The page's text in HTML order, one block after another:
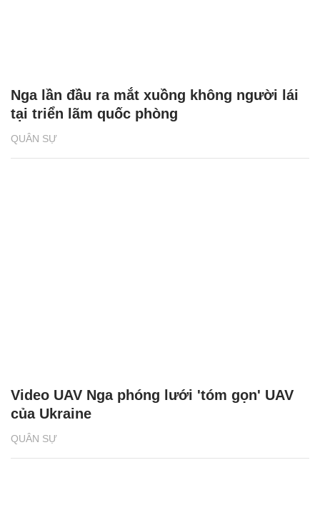
QUÂN SỰ
Nga lần đầu ra mắt xuồng không người lái
tại triển lãm quốc phòng
QUÂN SỰ
Video UAV Nga phóng lưới 'tóm gọn' UAV
của Ukraine